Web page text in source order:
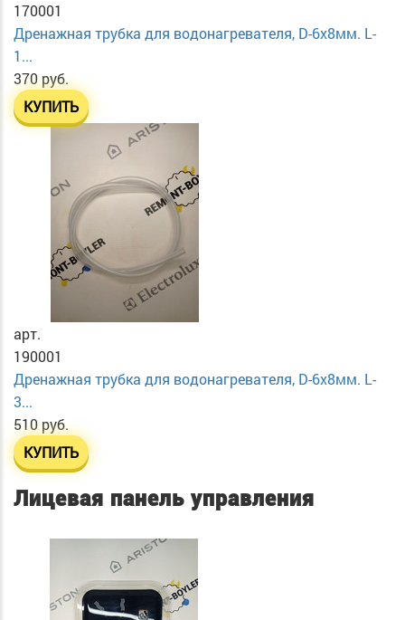
170001
Дренажная трубка для водонагревателя, D-6х8мм. L-
1...
370 руб.
КУПИТЬ
арт.
190001
Дренажная трубка для водонагревателя, D-6х8мм. L-
3...
510 руб.
КУПИТЬ
Лицевая панель управления